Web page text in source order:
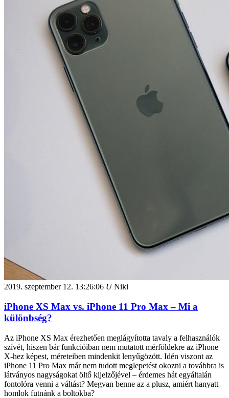
2019. szeptember 12. 13:26:06 UNiki
iPhone XS Max vs. iPhone 11 Pro Max – Mi a
különbség?
Az iPhone XS Max érezhetően meglágyította tavaly a felhasználók
szívét, hiszen bár funkcióiban nem mutatott mérföldekre az iPhone
X-hez képest, méreteiben mindenkit lenyűgözött. Idén viszont az
iPhone 11 Pro Max már nem tudott meglepetést okozni a továbbra is
látványos nagyságokat öltő kijelzőjével – érdemes hát egyáltalán
fontolóra venni a váltást? Megvan benne az a plusz, amiért hanyatt
homlok futnánk a boltokba?